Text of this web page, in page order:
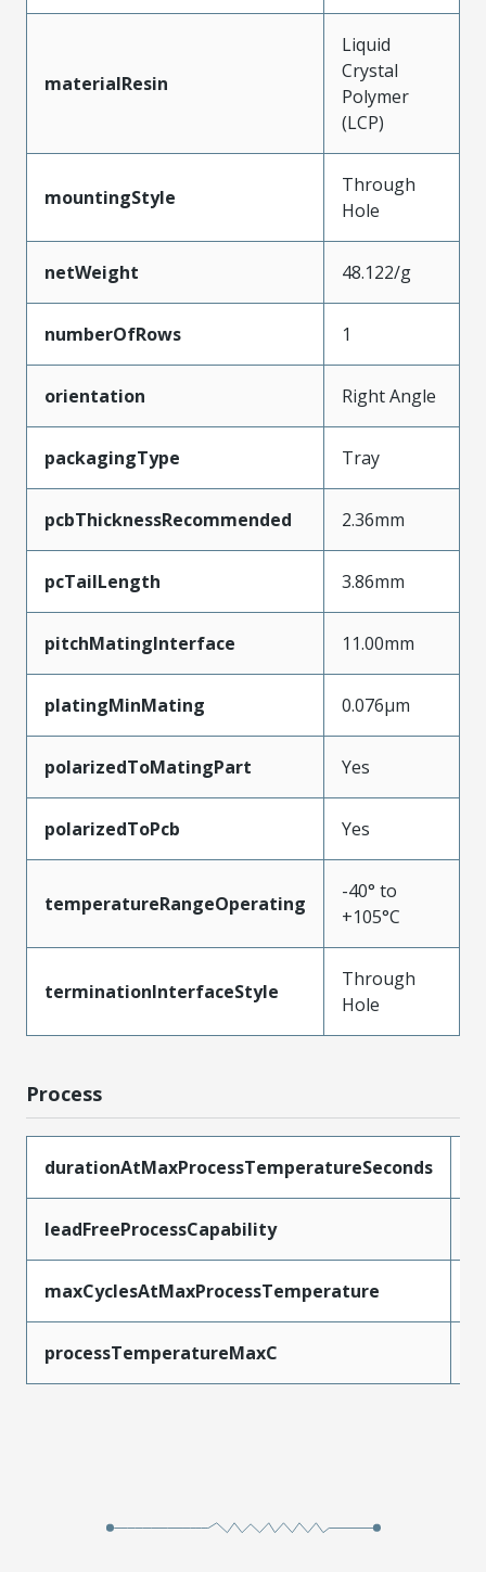
materialResin
Liquid
Crystal
Polymer
(LCP)
mountingStyle
Through
Hole
netWeight 48.122/g
numberOfRows 1
orientation Right Angle
packagingType Tray
pcbThicknessRecommended 2.36mm
pcTailLength 3.86mm
pitchMatingInterface 11.00mm
platingMinMating 0.076µm
polarizedToMatingPart Yes
polarizedToPcb Yes
temperatureRangeOperating
-40° to
+105°C
terminationInterfaceStyle
Through
Hole
Process
durationAtMaxProcessTemperatureSeconds
leadFreeProcessCapability
maxCyclesAtMaxProcessTemperature
processTemperatureMaxC